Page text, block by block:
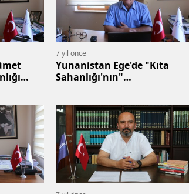
7 yıl önce
Yunanistan Ege'de "Kıta
Sahanlığı'nın"